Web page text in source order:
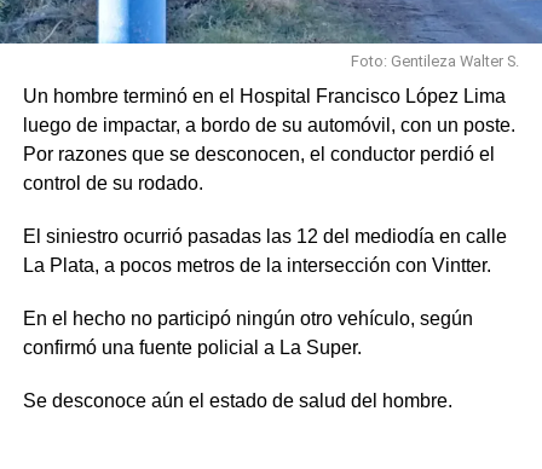
Foto: Gentileza Walter S.
Un hombre terminó en el Hospital Francisco López Lima
luego de impactar, a bordo de su automóvil, con un poste.
Por razones que se desconocen, el conductor perdió el
control de su rodado.
El siniestro ocurrió pasadas las 12 del mediodía en calle
La Plata, a pocos metros de la intersección con Vintter.
En el hecho no participó ningún otro vehículo, según
confirmó una fuente policial a La Super.
Se desconoce aún el estado de salud del hombre.